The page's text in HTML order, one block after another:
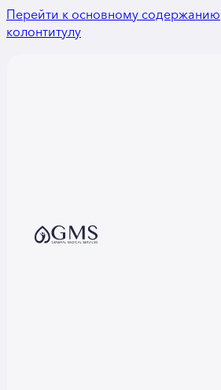
Перейти к основному содержанию
колонтитулу